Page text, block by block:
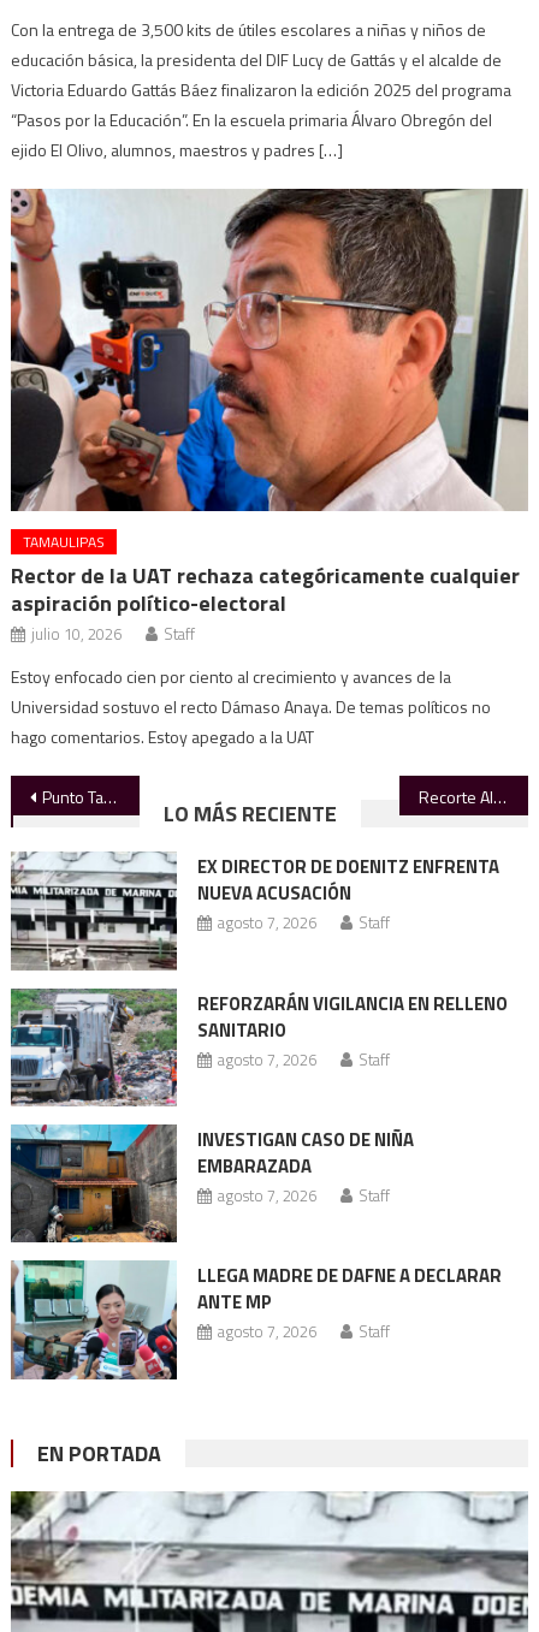
Con la entrega de 3,500 kits de útiles escolares a niñas y niños de
educación básica, la presidenta del DIF Lucy de Gattás y el alcalde de
Victoria Eduardo Gattás Báez finalizaron la edición 2025 del programa
“Pasos por la Educación”. En la escuela primaria Álvaro Obregón del
ejido El Olivo, alumnos, maestros y padres […]
TAMAULIPAS
Rector de la UAT rechaza categóricamente cualquier
aspiración político-electoral
julio 10, 2026 Staff
Estoy enfocado cien por ciento al crecimiento y avances de la
Universidad sostuvo el recto Dámaso Anaya. De temas políticos no
hago comentarios. Estoy apegado a la UAT
Navegación
de
entradas
Punto Tamaulipas, espacio que permite conocer bondades de los 43 municipios: Américo Villarreal Recorte Alcalde ejidos en Victoria la credencial AMA
LO MÁS RECIENTE
EX DIRECTOR DE DOENITZ ENFRENTA
NUEVA ACUSACIÓN
agosto 7, 2026 Staff
REFORZARÁN VIGILANCIA EN RELLENO
SANITARIO
agosto 7, 2026 Staff
INVESTIGAN CASO DE NIÑA
EMBARAZADA
agosto 7, 2026 Staff
LLEGA MADRE DE DAFNE A DECLARAR
ANTE MP
agosto 7, 2026 Staff
EN PORTADA